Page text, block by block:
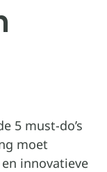
5 must-do’s
moet
innovatieve